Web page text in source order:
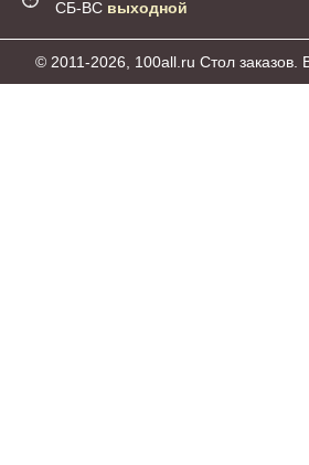
СБ-ВС выходной
© 2011-2026, 100all.ru Стол заказов.